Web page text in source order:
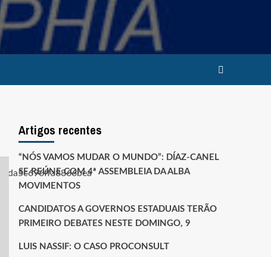
Artigos recentes
“NÓS VAMOS MUDAR O MUNDO”: DÍAZ-CANEL
SE REÚNE COM 4ª ASSEMBLEIA DA ALBA
MOVIMENTOS
CANDIDATOS A GOVERNOS ESTADUAIS TERÃO
PRIMEIRO DEBATES NESTE DOMINGO, 9
LUIS NASSIF: O CASO PROCONSULT